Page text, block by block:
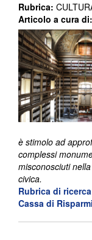
Rubrica:
Articolo a cura di:
è stimolo ad
complessi
misconosciuti
civica.
Rubrica di
Cassa di